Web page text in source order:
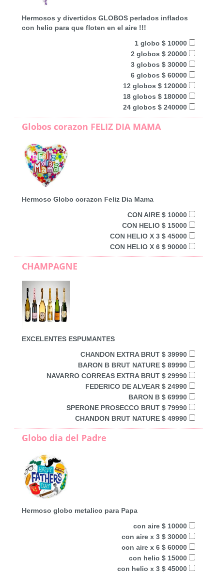
Hermosos y divertidos GLOBOS perlados inflados
con helio para que floten en el aire !!!
1 globo $ 10000
2 globos $ 20000
3 globos $ 30000
6 globos $ 60000
12 globos $ 120000
18 globos $ 180000
24 globos $ 240000
Globos corazon FELIZ DIA MAMA
Hermoso Globo corazon Feliz Dia Mama
CON AIRE $ 10000
CON HELIO $ 15000
CON HELIO X 3 $ 45000
CON HELIO X 6 $ 90000
CHAMPAGNE
EXCELENTES ESPUMANTES
CHANDON EXTRA BRUT $ 39990
BARON B BRUT NATURE $ 89990
NAVARRO CORREAS EXTRA BRUT $ 29990
FEDERICO DE ALVEAR $ 24990
BARON B $ 69990
SPERONE PROSECCO BRUT $ 79990
CHANDON BRUT NATURE $ 49990
Globo dia del Padre
Hermoso globo metalico para Papa
con aire $ 10000
con aire x 3 $ 30000
con aire x 6 $ 60000
con helio $ 15000
con helio x 3 $ 45000